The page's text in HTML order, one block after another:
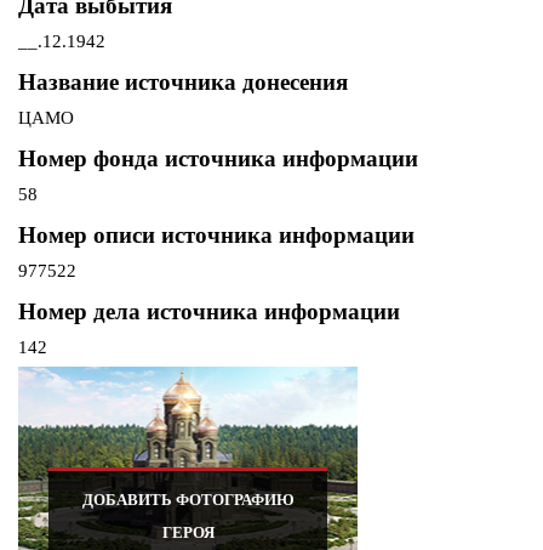
Дата выбытия
__.12.1942
Название источника донесения
ЦАМО
Номер фонда источника информации
58
Номер описи источника информации
977522
Номер дела источника информации
142
ДОБАВИТЬ ФОТОГРАФИЮ
ГЕРОЯ